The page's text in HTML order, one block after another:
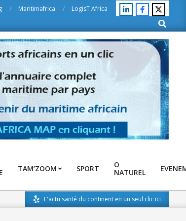
Maritimafrica
LogisT Africa
Search
TAM’ZOOM SPORT
O
NATUREL
L'actu santé du continent en un seul clic ici